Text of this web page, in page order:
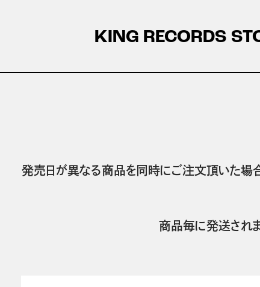
KING RECORDS
発売日が異なる商品を同時にご注文頂いた場
商品毎に発送され